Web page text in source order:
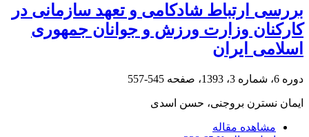
بررسی ارتباط شادکامی و تعهد سازمانی در
کارکنان وزارت ورزش و جوانان جمهوری
اسلامی ایران
دوره 6، شماره 3، 1393، صفحه 545-557
ایمان نسترن بروجنی، حسن اسدی
مشاهده مقاله